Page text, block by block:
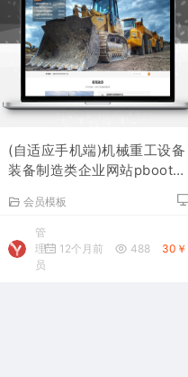
(自适应手机端)机械重工设备
装备制造类企业网站pbootc
ms模板 大型矿山设备网站源
码下载
会员模板
管
理
员
12个月前 488 30￥